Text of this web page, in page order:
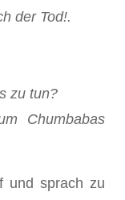
der Tod!.
zu tun?
Chumbabas
und sprach zu